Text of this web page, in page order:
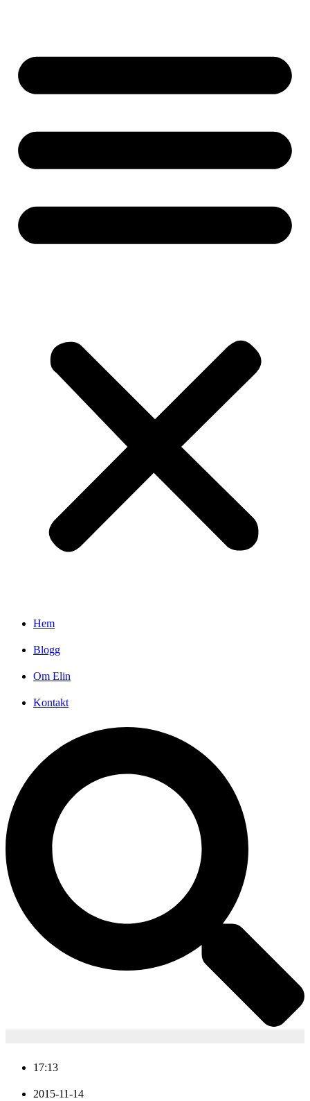
Hem
Blogg
Om Elin
Kontakt
17:13
2015-11-14